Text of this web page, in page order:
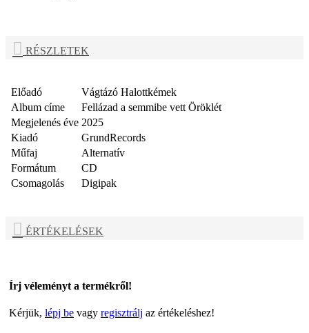
RÉSZLETEK
Előadó
Vágtázó Halottkémek
Album címe
Fellázad a semmibe vett Öröklét
Megjelenés éve 2025
Kiadó
GrundRecords
Műfaj
Alternatív
Formátum
CD
Csomagolás
Digipak
ÉRTÉKELÉSEK
Írj véleményt a termékről!
Kérjük, lépj be vagy regisztrálj az értékeléshez!